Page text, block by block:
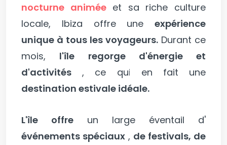
nocturne animéeet sa riche culture
locale, Ibiza offre une expérience
unique à tous les voyageurs. Durant ce
mois, l'île regorge d'énergie et
d'activités , ce qui en fait une
destination estivale idéale.
L'île offre un large éventail d'
événements spéciaux , de festivals, de